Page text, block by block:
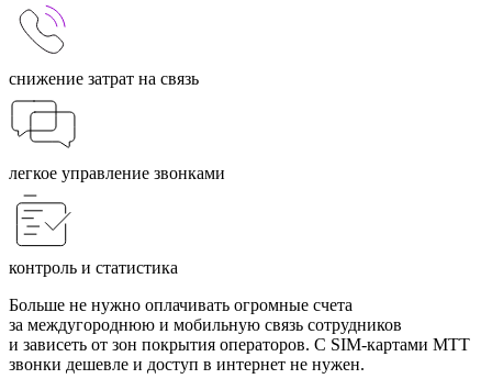
снижение затрат на связь
легкое управление звонками
контроль и статистика
Больше не нужно оплачивать огромные счета
за междугороднюю и мобильную связь сотрудников
и зависеть от зон покрытия операторов. C SIM-картами МТТ
звонки дешевле и доступ в интернет не нужен.